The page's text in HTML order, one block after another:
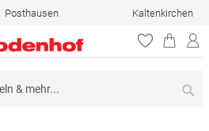
Posthausen Kaltenkirchen